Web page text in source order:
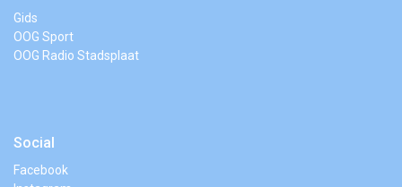
Gids
OOG Sport
OOG Radio Stadsplaat
Social
Facebook